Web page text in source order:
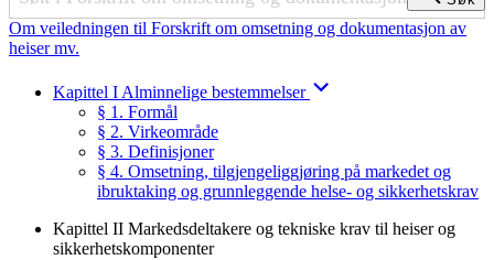
Om veiledningen til Forskrift om omsetning og dokumentasjon av
heiser mv.
Kapittel I Alminnelige bestemmelser
§ 1. Formål
§ 2. Virkeområde
§ 3. Definisjoner
§ 4. Omsetning, tilgjengeliggjøring på markedet og
ibruktaking og grunnleggende helse- og sikkerhetskrav
Kapittel II Markedsdeltakere og tekniske krav til heiser og
sikkerhetskomponenter